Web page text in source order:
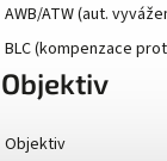
AWB/ATW (aut.
BLC (kompenzace
Objektiv
Objektiv